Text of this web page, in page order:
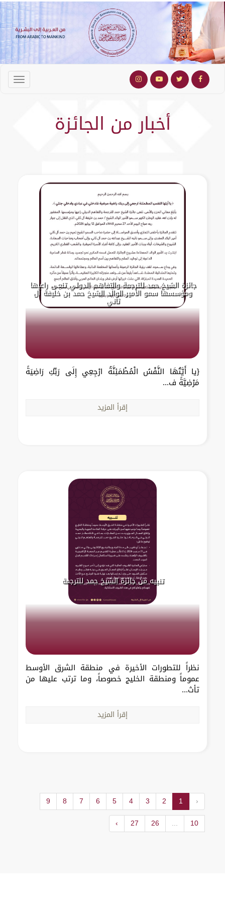
أخبار من الجائزة
جائزة الشيخ حمد للترجمة والتفاهم الدولي تنعى راعيها
ومؤسسها سمو الأمير الوالد الشيخ حمد بن خليفة آل
ثاني
{يا أَيَّتُهَا النَّفْسُ الْمُطْمَئِنَّةُ ارْجِعِي إِلَى رَبِّكِ رَاضِيَةً
مَرْضِيَّةً ف...
إقرأ المزيد
تنبيه من جائزة الشيخ حمد للترجمة
نظراً للتطورات الأخيرة في منطقة الشرق الأوسط
عموماً ومنطقة الخليج خصوصاً، وما ترتب عليها من
تأث...
إقرأ المزيد
‹
1
2
3
4
5
6
7
8
9
10
...
26
27
›